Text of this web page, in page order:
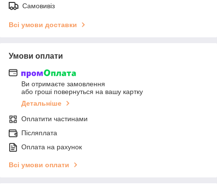
Самовивіз
Всі умови доставки
Умови оплати
Ви отримаєте замовлення
або гроші повернуться на вашу картку
Детальніше
Оплатити частинами
Післяплата
Оплата на рахунок
Всі умови оплати